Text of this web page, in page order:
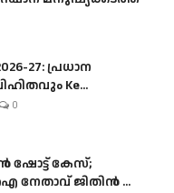
27: പ്രധാന
Ke...
0
ഷോട്ട് കേസ്;
ജിതിൻ ...